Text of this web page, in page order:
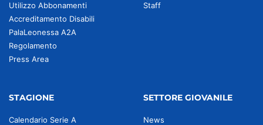
Utilizzo Abbonamenti
Accreditamento Disabili
PalaLeonessa A2A
Regolamento
Press Area
Staff
STAGIONE
Calendario Serie A
SETTORE GIOVANILE
News